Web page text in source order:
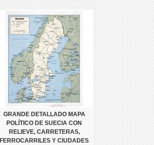
GRANDE DETALLADO MAPA
POLÍTICO DE SUECIA CON
RELIEVE, CARRETERAS,
FERROCARRILES Y CIUDADES